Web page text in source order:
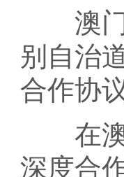
澳门
别自治
合作协
在澳
深度合